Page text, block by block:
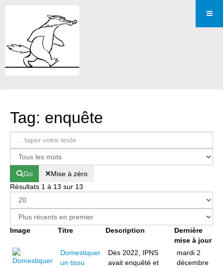
Tag: enquête
Go
Mise à zéro
Résultats 1 à 13 sur 13
Image Titre Description
Dernière
mise à jour
Domestiquer
un tissu
Dès 2022, IPNS
avait enquêté et
mardi 2
décembre